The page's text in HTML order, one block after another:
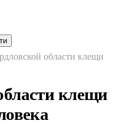
области клещи
клещи